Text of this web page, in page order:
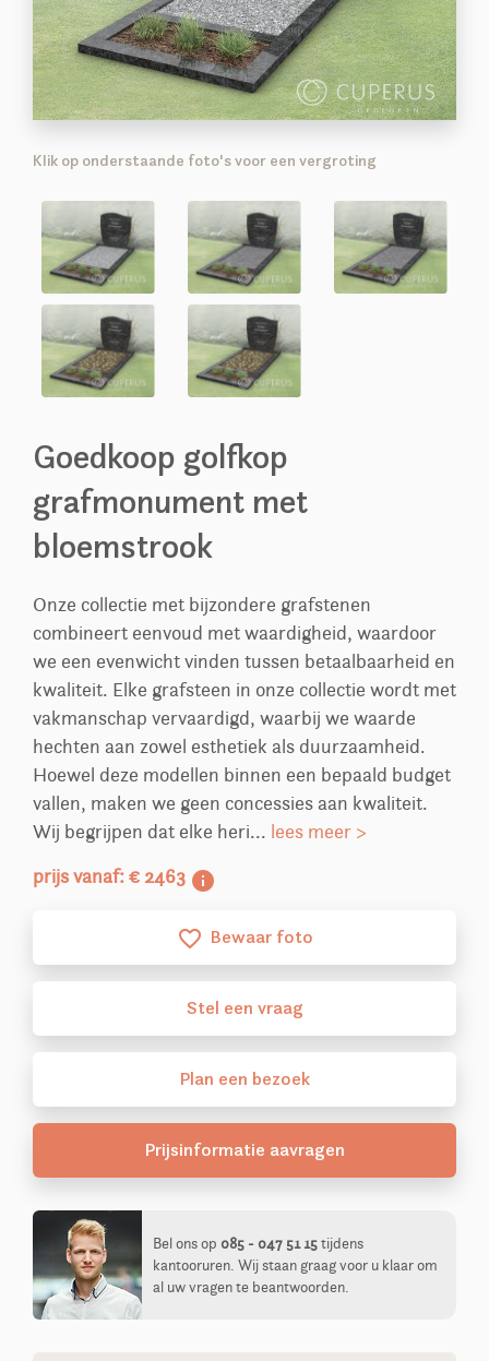
Klik op onderstaande foto's voor een vergroting
Goedkoop golfkop
grafmonument met
bloemstrook
Onze collectie met bijzondere grafstenen
combineert eenvoud met waardigheid, waardoor
we een evenwicht vinden tussen betaalbaarheid en
kwaliteit. Elke grafsteen in onze collectie wordt met
vakmanschap vervaardigd, waarbij we waarde
hechten aan zowel esthetiek als duurzaamheid.
Hoewel deze modellen binnen een bepaald budget
vallen, maken we geen concessies aan kwaliteit.
Wij begrijpen dat elke heri... lees meer >
prijs vanaf: € 2463 info
favorite_border Bewaar foto
Stel een vraag
Plan een bezoek
Prijsinformatie aavragen
Bel ons op 085 - 047 51 15tijdens
kantooruren. Wij staan graag voor u klaar om
al uw vragen te beantwoorden.